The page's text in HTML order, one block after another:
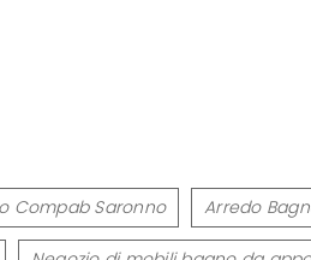
Compab Saronno Arredo